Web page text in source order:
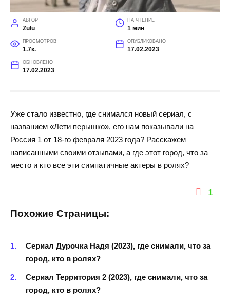
АВТОР
Zulu
НА ЧТЕНИЕ
1 мин
ПРОСМОТРОВ
1.7к.
ОПУБЛИКОВАНО
17.02.2023
ОБНОВЛЕНО
17.02.2023
Уже стало известно, где снимался новый сериал, с
названием «Лети перышко», его нам показывали на
Россия 1 от 18-го февраля 2023 года? Расскажем
написанными своими отзывами, а где этот город, что за
место и кто все эти симпатичные актеры в ролях?
1
Похожие Страницы:
Сериал Дурочка Надя (2023), где снимали, что за
город, кто в ролях?
Сериал Территория 2 (2023), где снимали, что за
город, кто в ролях?